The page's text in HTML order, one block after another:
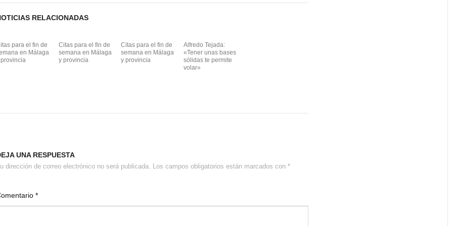
k
RELACIONADAS
para el fin de
en Málaga
Citas para el fin de
semana en Málaga
y provincia
Citas para el fin de
semana en Málaga
y provincia
Alfredo Tejada:
«Tener unas bases
sólidas te permite
volar»
UNA RESPUESTA
dirección de correo electrónico no será publicada. Los campos obligatorios están marcados con*
*